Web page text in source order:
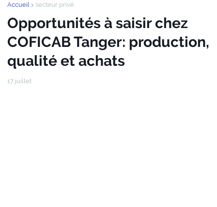
Accueil secteur privé
Opportunités à saisir chez
COFICAB Tanger: production,
qualité et achats
17 juillet